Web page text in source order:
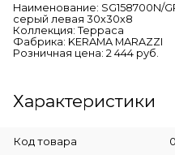
Наименование: SG158700N/
серый левая 30х30х8
Коллекция: Терраса
Фабрика: KERAMA MARAZZI
Розничная цена: 2 444 руб.
Характеристики
Код товара